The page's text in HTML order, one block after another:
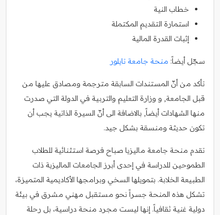
خطاب النية
استمارة التقديم المكتملة
إثبات القدرة المالية
سجّل أيضاً: منحة جامعة تايلور
تأكد من أنّ المستندات السابقة مترجمة ومصادق عليها من
قبل الجامعة, و وزارة التعليم والتربية في الدولة التي صدرت
منها الشهادات أيضاً, بالاضافة الى أنّ السيرة الذاتية يجب أن
تكون حديثة ومنسقة بشكل جيد.
تقدم منحة جامعة ماليزيا صباح فرصة استثنائية للطلاب
الطموحين للدراسة في إحدى أبرز الجامعات الماليزية ذات
الطبيعة الخلابة. بتمويلها السخي وبرامجها الأكاديمية المتميزة،
تشكل هذه المنحة جسراً نحو مستقبل مهني مشرق في بيئة
دولية غنية ثقافياً. إنها ليست مجرد منحة دراسية، بل رحلة